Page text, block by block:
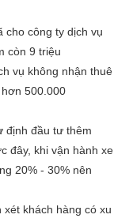
cho công ty dịch vụ
còn 9 triệu
vụ không nhận thuê
500.000
định đầu tư thêm
đây, khi vận hành xe
20% - 30% nên
khách hàng có xu